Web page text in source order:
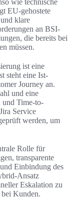
wie technische
EU-gehostete
klare
an BSI-
die bereits bei
müssen.
ist eine
steht eine Ist-
Journey an.
und eine
und Time-to-
Service
werden, um
Rolle für
transparente
Einbindung des
Ansatz
Eskalation zu
Kunden.